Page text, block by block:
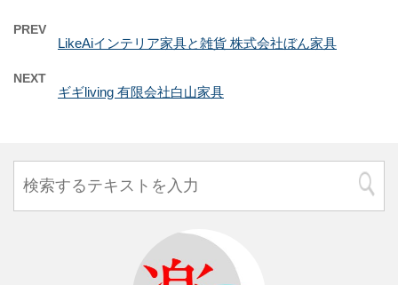
PREV
LikeAiインテリア家具と雑貨 株式会社ぼん家具
NEXT
ギギliving 有限会社白山家具